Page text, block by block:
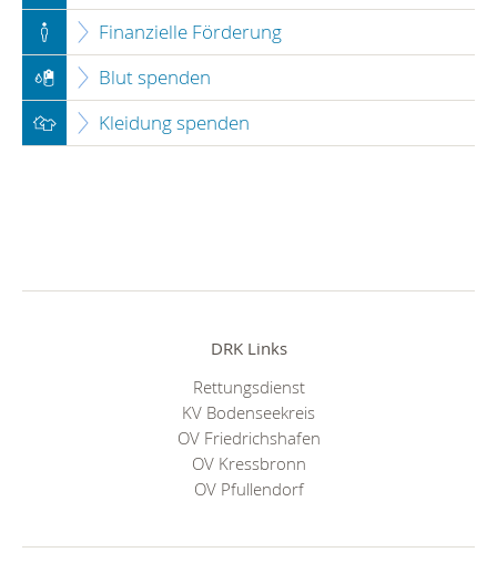
Finanzielle Förderung
Blut spenden
Kleidung spenden
DRK Links
Rettungsdienst
KV Bodenseekreis
OV Friedrichshafen
OV Kressbronn
OV Pfullendorf